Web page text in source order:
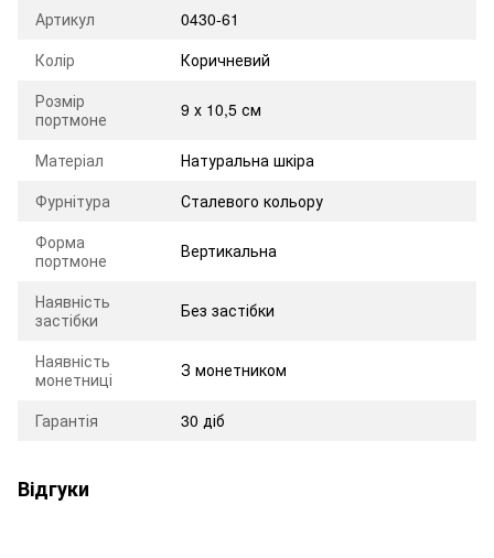
Артикул
0430-61
Колір
Коричневий
Розмір
портмоне
9 х 10,5 см
Матеріал
Натуральна шкіра
Фурнітура
Сталевого кольору
Форма
портмоне
Вертикальна
Наявність
застібки
Без застібки
Наявність
монетниці
З монетником
Гарантія 30 діб
Відгуки